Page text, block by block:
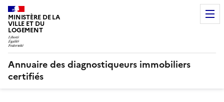
MINISTÈRE DE LA
VILLE ET DU
LOGEMENT
Annuaire des diagnostiqueurs immobiliers
certifiés